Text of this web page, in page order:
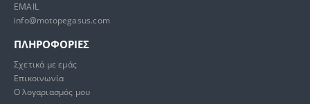
EMAIL
info@motopegasus.com
ΠΛΗΡΟΦΟΡΙΕΣ
Σχετικά με εμάς
Επικοινωνία
Ο λογαριασμός μου